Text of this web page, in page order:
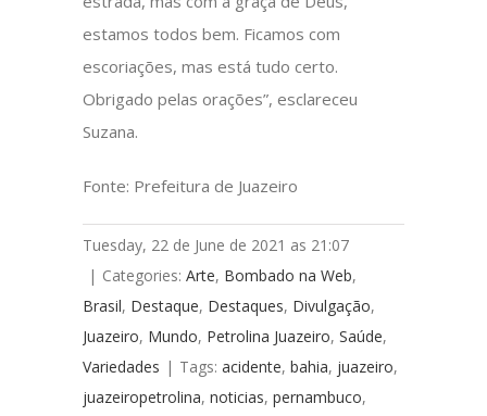
estamos todos bem. Ficamos com
escoriações, mas está tudo certo.
Obrigado pelas orações”, esclareceu
Suzana.
Fonte: Prefeitura de Juazeiro
Tuesday, 22 de June de 2021 as 21:07
| Categories:Arte, Bombado na Web,
Brasil, Destaque, Destaques, Divulgação,
Juazeiro, Mundo, Petrolina Juazeiro,Saúde,
Variedades | Tags:acidente,bahia, juazeiro,
juazeiropetrolina,noticias,pernambuco,